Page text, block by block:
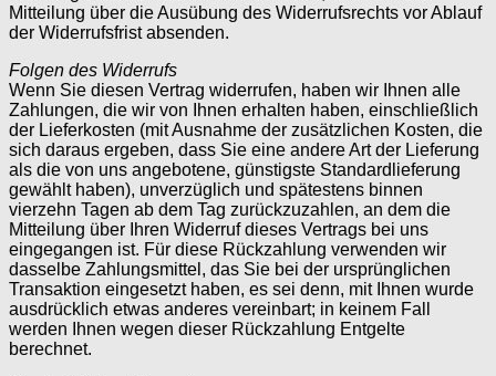
Mitteilung über die Ausübung des Widerrufsrechts vor Ablauf
der Widerrufsfrist absenden.
Folgen des Widerrufs
Wenn Sie diesen Vertrag widerrufen, haben wir Ihnen alle
Zahlungen, die wir von Ihnen erhalten haben, einschließlich
der Lieferkosten (mit Ausnahme der zusätzlichen Kosten, die
sich daraus ergeben, dass Sie eine andere Art der Lieferung
als die von uns angebotene, günstigste Standardlieferung
gewählt haben), unverzüglich und spätestens binnen
vierzehn Tagen ab dem Tag zurückzuzahlen, an dem die
Mitteilung über Ihren Widerruf dieses Vertrags bei uns
eingegangen ist. Für diese Rückzahlung verwenden wir
dasselbe Zahlungsmittel, das Sie bei der ursprünglichen
Transaktion eingesetzt haben, es sei denn, mit Ihnen wurde
ausdrücklich etwas anderes vereinbart; in keinem Fall
werden Ihnen wegen dieser Rückzahlung Entgelte
berechnet.